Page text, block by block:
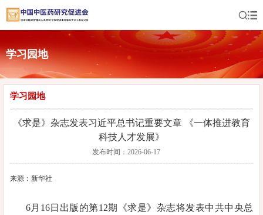
学习园地
学习园地
《求是》杂志发表习近平总书记重要文章 《一体推进教育
科技人才发展》
发布时间：2026-06-17
来源：新华社
6月16日出版的第12期《求是》杂志将发表中共中央总